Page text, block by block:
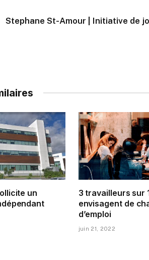
Stephane St-Amour | Initiative de
un
3 travailleurs sur
envisagent de
d’emploi
juin 21, 2022